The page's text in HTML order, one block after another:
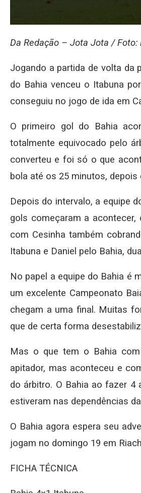
Da Redação – Jota Jota / Foto:
Jogando a partida de volta da
do Bahia venceu o Itabuna
conseguiu no jogo de ida em
O primeiro gol do Bahia
totalmente equivocado pelo
converteu e foi só o que
bola até os 25 minutos,
Depois do intervalo, a equipe
gols começaram a acontecer,
com Cesinha também
Itabuna e Daniel pelo Bahia,
No papel a equipe do Bahia é
um excelente Campeonato
chegam a uma final. Muitas
que de certa forma
Mas o que tem o Bahia
apitador, mas aconteceu e
do árbitro. O Bahia ao fazer
estiveram nas dependências
O Bahia agora espera seu
jogam no domingo 19 em
FICHA TÉCNICA